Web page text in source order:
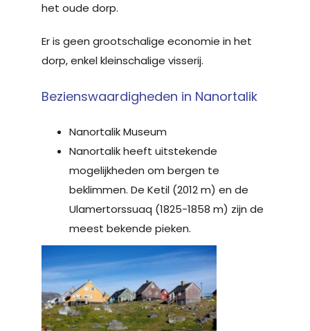
het oude dorp.
Er is geen grootschalige economie in het
dorp, enkel kleinschalige visserij.
Bezienswaardigheden in Nanortalik
Nanortalik Museum
Nanortalik heeft uitstekende
mogelijkheden om bergen te
beklimmen. De Ketil (2012 m) en de
Ulamertorssuaq (1825-1858 m) zijn de
meest bekende pieken.